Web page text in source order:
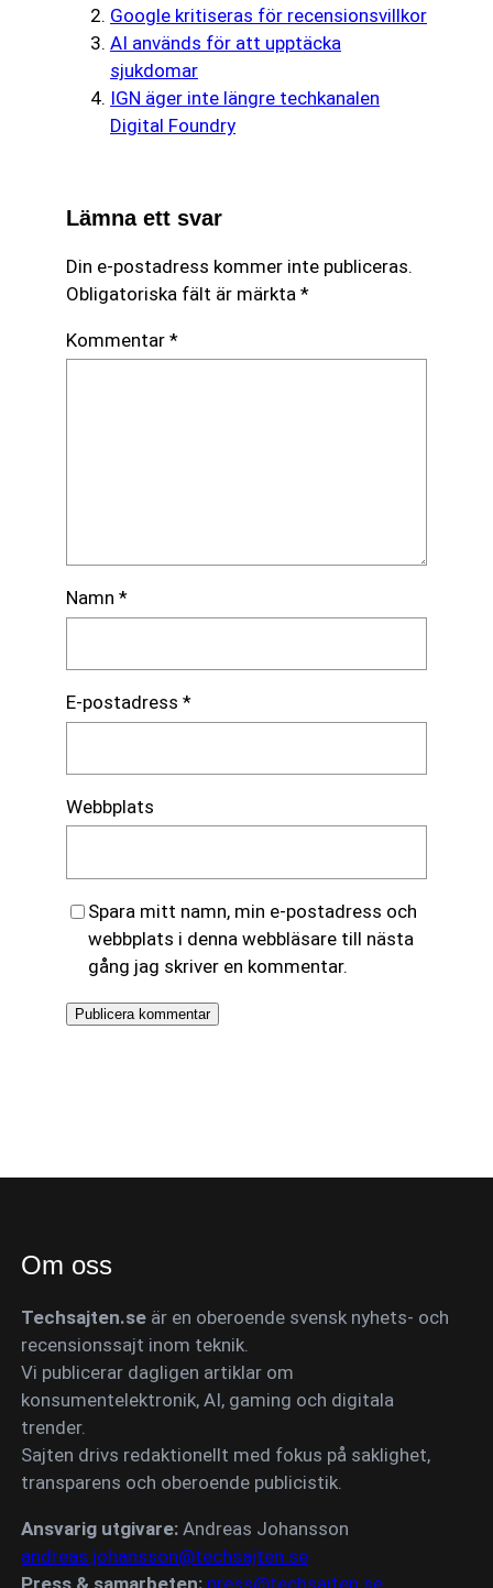
Google kritiseras för recensionsvillkor
AI används för att upptäcka
sjukdomar
IGN äger inte längre techkanalen
Digital Foundry
Lämna ett svar
Din e-postadress kommer inte publiceras.
Obligatoriska fält är märkta *
Kommentar *
Namn *
E-postadress *
Webbplats
Spara mitt namn, min e-postadress och
webbplats i denna webbläsare till nästa
gång jag skriver en kommentar.
Om oss
Techsajten.se är en oberoende svensk nyhets- och
recensionssajt inom teknik.
Vi publicerar dagligen artiklar om
konsumentelektronik, AI, gaming och digitala
trender.
Sajten drivs redaktionellt med fokus på saklighet,
transparens och oberoende publicistik.
Ansvarig utgivare: Andreas Johansson
andreas.johansson@techsajten.se